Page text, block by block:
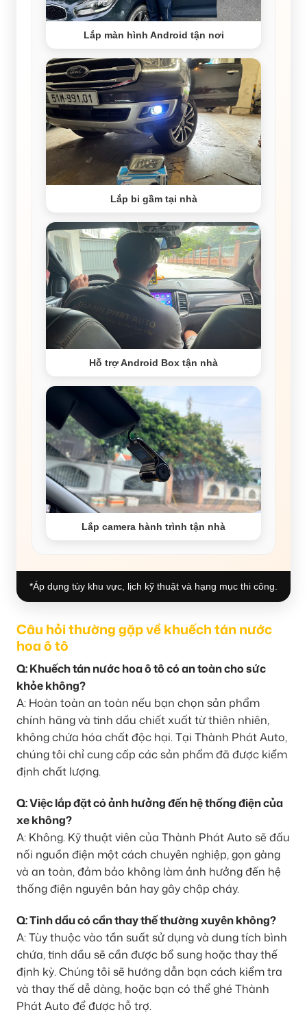
Lắp màn hình Android tận nơi
Lắp bi gầm tại nhà
Hỗ trợ Android Box tận nhà
Lắp camera hành trình tận nhà
*Áp dụng tùy khu vực, lịch kỹ thuật và hạng mục thi công.
Câu hỏi thường gặp về khuếch tán nước
hoa ô tô
Q: Khuếch tán nước hoa ô tô có an toàn cho sức
khỏe không?
A: Hoàn toàn an toàn nếu bạn chọn sản phẩm
chính hãng và tinh dầu chiết xuất từ thiên nhiên,
không chứa hóa chất độc hại. Tại Thành Phát Auto,
chúng tôi chỉ cung cấp các sản phẩm đã được kiểm
định chất lượng.
Q: Việc lắp đặt có ảnh hưởng đến hệ thống điện của
xe không?
A: Không. Kỹ thuật viên của Thành Phát Auto sẽ đấu
nối nguồn điện một cách chuyên nghiệp, gọn gàng
và an toàn, đảm bảo không làm ảnh hưởng đến hệ
thống điện nguyên bản hay gây chập cháy.
Q: Tinh dầu có cần thay thế thường xuyên không?
A: Tùy thuộc vào tần suất sử dụng và dung tích bình
chứa, tinh dầu sẽ cần được bổ sung hoặc thay thế
định kỳ. Chúng tôi sẽ hướng dẫn bạn cách kiểm tra
và thay thế dễ dàng, hoặc bạn có thể ghé Thành
Phát Auto để được hỗ trợ.